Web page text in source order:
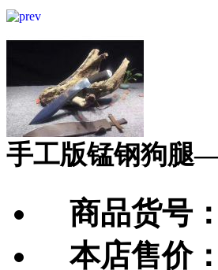
手工版锰钢狗腿
商品货号：
本店售价：